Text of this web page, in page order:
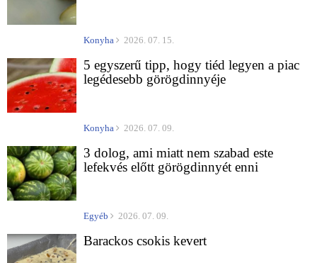
Konyha 2026. 07. 15.
5 egyszerű tipp, hogy tiéd legyen a piac
legédesebb görögdinnyéje
Konyha 2026. 07. 09.
3 dolog, ami miatt nem szabad este
lefekvés előtt görögdinnyét enni
Egyéb 2026. 07. 09.
Barackos csokis kevert